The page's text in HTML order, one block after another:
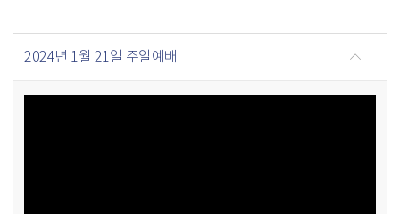
2024년 1월 21일 주일예배